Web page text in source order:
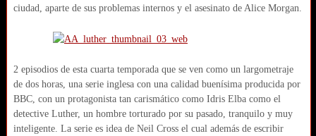
ciudad, aparte de sus problemas internos y el asesinato de Alice Morgan.
2 episodios de esta cuarta temporada que se ven como un largometraje
de dos horas, una serie inglesa con una calidad buenísima producida por
BBC, con un protagonista tan carismático como Idris Elba como el
detective Luther, un hombre torturado por su pasado, tranquilo y muy
inteligente. La serie es idea de Neil Cross el cual además de escribir